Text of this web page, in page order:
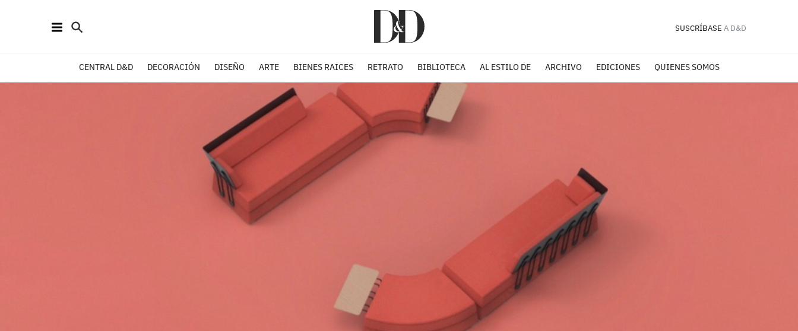
SUSCRÍBASE A D&D
CENTRAL D&D DECORACIÓN DISEÑO ARTE BIENES RAICES RETRATO BIBLIOTECA AL ESTILO DE ARCHIVO EDICIONES QUIENES SOMOS